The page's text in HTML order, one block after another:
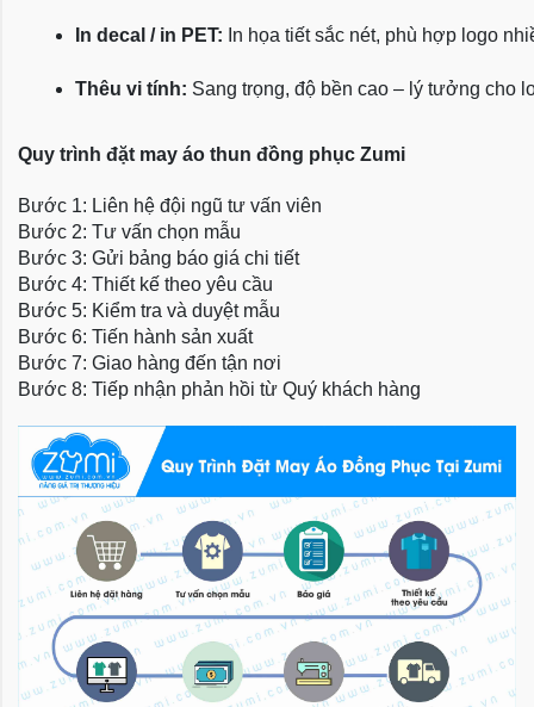
In decal / in PET: In họa tiết sắc nét, phù hợp logo
Thêu vi tính: Sang trọng, độ bền cao – lý tưởng cho
Quy trình đặt may áo thun đồng phục Zumi
Bước 1: Liên hệ đội ngũ tư vấn viên
Bước 2: Tư vấn chọn mẫu
Bước 3: Gửi bảng báo giá chi tiết
Bước 4: Thiết kế theo yêu cầu
Bước 5: Kiểm tra và duyệt mẫu
Bước 6: Tiến hành sản xuất
Bước 7: Giao hàng đến tận nơi
Bước 8: Tiếp nhận phản hồi từ Quý khách hàng